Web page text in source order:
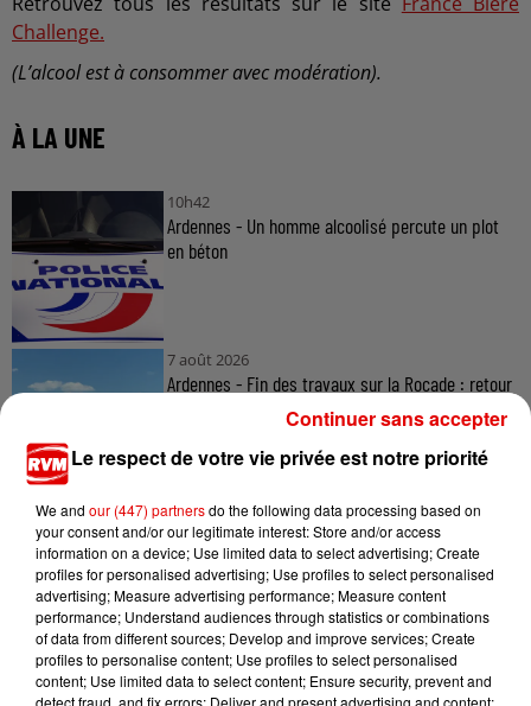
Challenge.
(L’alcool est à consommer avec modération).
À LA UNE
10h42
Ardennes - Un homme alcoolisé percute un plot
en béton
7 août 2026
Ardennes - Fin des travaux sur la Rocade : retour
7 août 2026
Ardennes - Retour à la normale dans 48 heures
après une panne du...
7 août 2026
Ardennes - Un réveil frais ce vendredi avant le
Le respect de votre vie privée est notre priorité
We and our (447) partnersdo the following data processing based on
your consent and/or our legitimate interest: Store and/or access
information on a device; Use limited data to select advertising; Create
profiles for personalised advertising; Use profiles to select personalised
advertising; Measure advertising performance; Measure content
performance; Understand audiences through statistics or combinations
of data from different sources; Develop and improve services; Create
profiles to personalise content; Use profiles to select personalised
content; Use limited data to select content; Ensure security, prevent and
detect fraud, and fix errors; Deliver and present advertising and content;
Continuer sans accepter